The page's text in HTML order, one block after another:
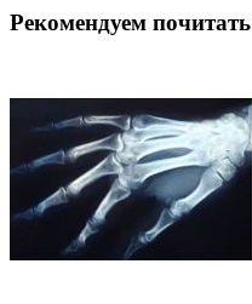
Рекомендуем почитать